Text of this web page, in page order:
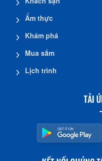
Ẩm thực
Khám phá
Mua sắm
Lịch trình
TẢI